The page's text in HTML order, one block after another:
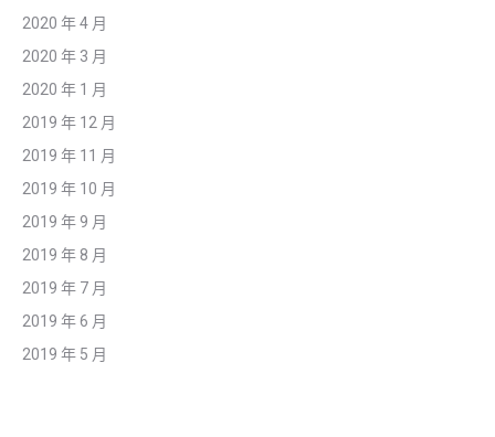
2020 年 4 月
2020 年 3 月
2020 年 1 月
2019 年 12 月
2019 年 11 月
2019 年 10 月
2019 年 9 月
2019 年 8 月
2019 年 7 月
2019 年 6 月
2019 年 5 月